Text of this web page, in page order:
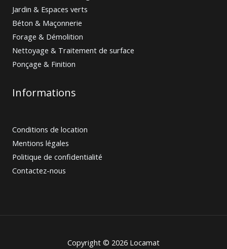
Jardin & Espaces verts
Béton & Maçonnerie
Forage & Démolition
Nettoyage & Traitement de surface
Ponçage & Finition
Informations
Conditions de location
Mentions légales
Politique de confidentialité
Contactez-nous
Copyright © 2026 Locamat